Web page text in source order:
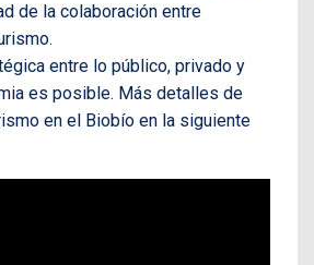
de la colaboración entre
entre lo público, privado y
es posible. Más detalles de
en el Biobío en la siguiente